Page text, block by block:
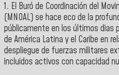
1. El Buró de Coordinación del
(MNOAL) se hace eco de la
públicamente en los últimos dias
de América Latina y el Caribe en
despliegue de fuerzas militares
incluidos activos con capacidad